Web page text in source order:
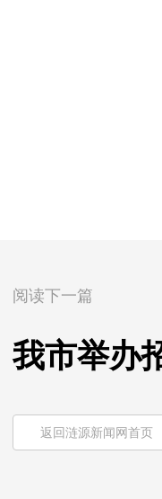
阅读下一篇
我市举办
返回涟源新闻网首页